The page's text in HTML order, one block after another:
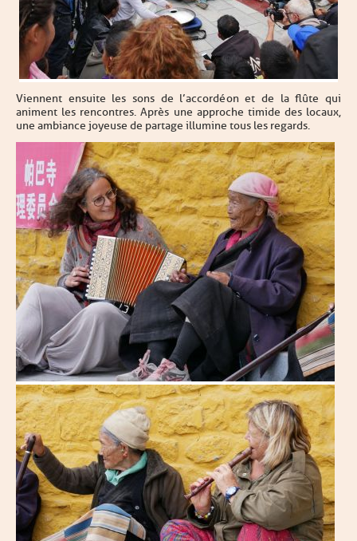
Viennent ensuite les sons de l’accordéon et de la flûte qui
animent les rencontres. Après une approche timide des locaux,
une ambiance joyeuse de partage illumine tous les regards.